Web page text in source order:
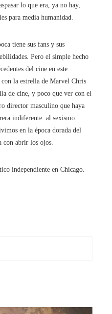
lo que era, ya no hay,
para media humanidad.
tiene sus fans y sus
Pero el simple hecho
del cine en este
la estrella de Marvel Chris
de cine, y poco que ver con el
director masculino que haya
indiferente. al sexismo
en la época dorada del
con abrir los ojos.
independiente en Chicago.